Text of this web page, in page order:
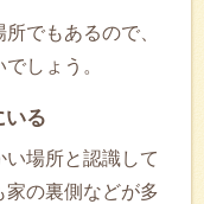
でもあるので、
しょう。
る
場所と認識して
家の裏側などが多